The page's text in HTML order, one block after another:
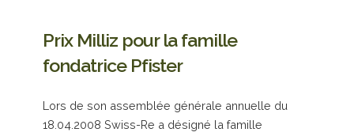
Prix Milliz pour la famille
fondatrice Pfister
Lors de son assemblée générale annuelle du
18.04.2008 Swiss-Re a désigné la famille